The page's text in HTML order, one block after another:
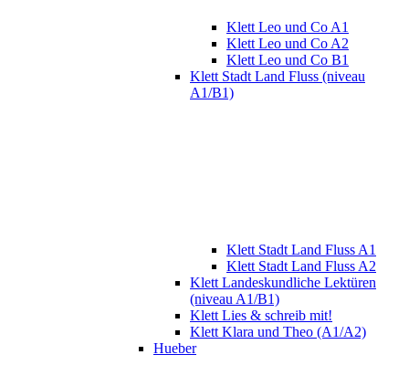
Klett Leo und Co A1
Klett Leo und Co A2
Klett Leo und Co B1
Klett Stadt Land Fluss (niveau
A1/B1)
Klett Stadt Land Fluss A1
Klett Stadt Land Fluss A2
Klett Landeskundliche Lektüren
(niveau A1/B1)
Klett Lies & schreib mit!
Klett Klara und Theo (A1/A2)
Hueber